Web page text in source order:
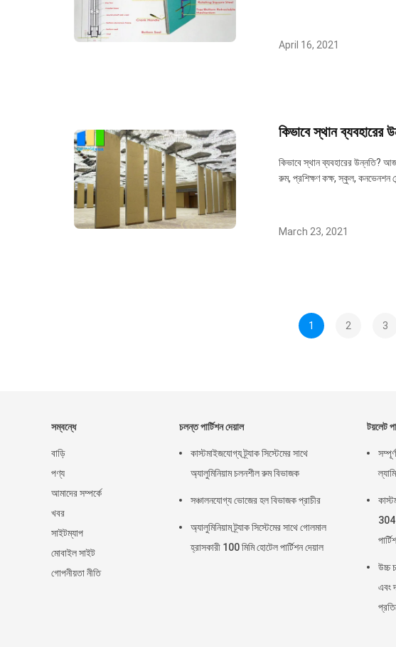
April 16, 2021
কিভাবে স্থান ব্যবহারের
কিভাবে স্থান ব্যবহারের উন্নতি?
রুম, প্রশিক্ষণ কক্ষ, স্কুল, কনভেনশন
March 23, 2021
1 2 3
সম্বন্ধে
বাড়ি
পণ্য
আমাদের সম্পর্কে
খবর
সাইটম্যাপ
মোবাইল সাইট
গোপনীয়তা নীতি
চলন্ত পার্টিশন দেয়াল
কাস্টমাইজযোগ্য ট্র্যাক সিস্টেমের সাথে
অ্যালুমিনিয়াম চলনশীল রুম বিভাজক
সঞ্চালনযোগ্য ভোজের হল বিভাজক প্রাচীর
অ্যালুমিনিয়াম ট্র্যাক সিস্টেমের সাথে গোলমাল
হ্রাসকারী 100 মিমি হোটেল পার্টিশন দেয়াল
টয়লেট
304
উচ্চ
এবং